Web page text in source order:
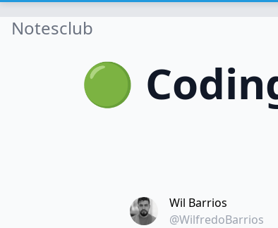
Notesclub
🟢
Wil Barrios
@WilfredoBarrios